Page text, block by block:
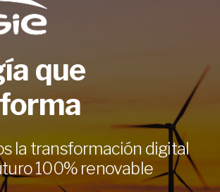
que
la transformación digital
100% renovable